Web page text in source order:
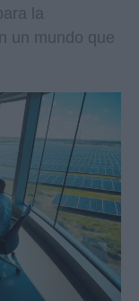
la
un mundo que